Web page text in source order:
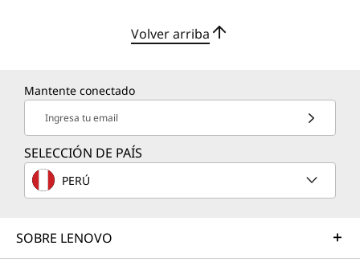
Volver arriba
Mantente conectado
Ingresa tu email
SELECCIÓN DE PAÍS
PERÚ
SOBRE LENOVO